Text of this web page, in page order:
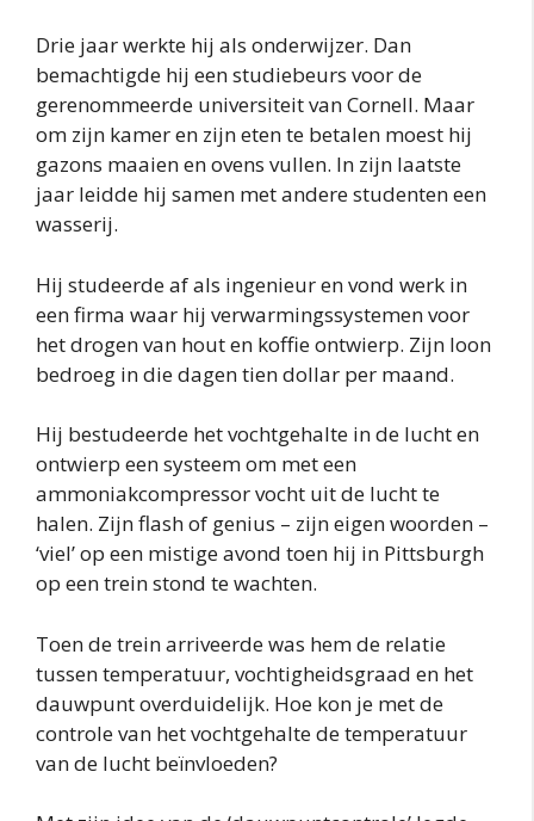
Drie jaar werkte hij als onderwijzer. Dan
bemachtigde hij een studiebeurs voor de
gerenommeerde universiteit van Cornell. Maar
om zijn kamer en zijn eten te betalen moest hij
gazons maaien en ovens vullen. In zijn laatste
jaar leidde hij samen met andere studenten een
wasserij.
Hij studeerde af als ingenieur en vond werk in
een firma waar hij verwarmingssystemen voor
het drogen van hout en koffie ontwierp. Zijn loon
bedroeg in die dagen tien dollar per maand.
Hij bestudeerde het vochtgehalte in de lucht en
ontwierp een systeem om met een
ammoniakcompressor vocht uit de lucht te
halen. Zijn flash of genius – zijn eigen woorden –
‘viel’ op een mistige avond toen hij in Pittsburgh
op een trein stond te wachten.
Toen de trein arriveerde was hem de relatie
tussen temperatuur, vochtigheidsgraad en het
dauwpunt overduidelijk. Hoe kon je met de
controle van het vochtgehalte de temperatuur
van de lucht beïnvloeden?